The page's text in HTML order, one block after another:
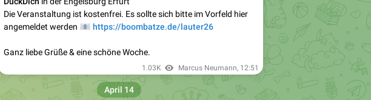
Die Veranstaltung ist kostenfrei. Es sollte sich bitte im Vorfeld hier
angemeldet werden
https://boombatze.de/lauter26
Ganz liebe Grüße & eine schöne Woche.
1.03K Marcus Neumann, 12:51
April 14